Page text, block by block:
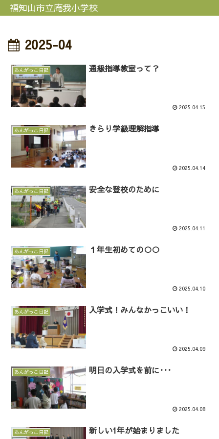
福知山市立庵我小学校
2025-04
あんがっこ日記 通級指導教室って？
2025.04.15
あんがっこ日記 きらり学級理解指導
2025.04.14
あんがっこ日記 安全な登校のために
2025.04.11
あんがっこ日記 １年生初めての○○
2025.04.10
あんがっこ日記 入学式！みんなかっこいい！
2025.04.09
あんがっこ日記 明日の入学式を前に･･･
2025.04.08
あんがっこ日記 新しい1年が始まりました